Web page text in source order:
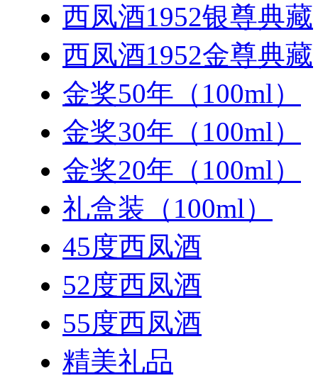
西凤酒1952银尊典藏
西凤酒1952金尊典藏
金奖50年（100ml）
金奖30年（100ml）
金奖20年（100ml）
礼盒装（100ml）
45度西凤酒
52度西凤酒
55度西凤酒
精美礼品